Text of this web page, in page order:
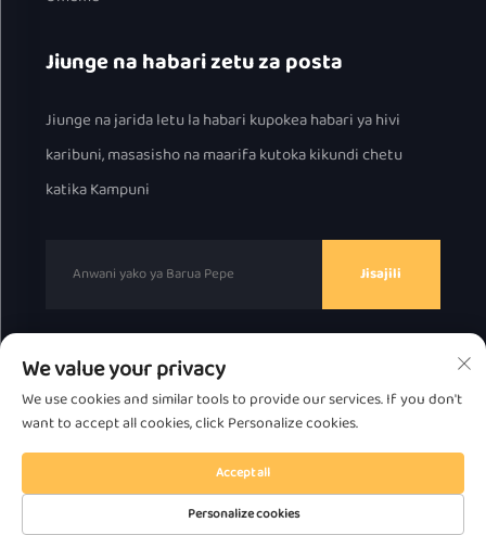
Jiunge na habari zetu za posta
Jiunge na jarida letu la habari kupokea habari ya hivi
karibuni, masasisho na maarifa kutoka kikundi chetu
katika Kampuni
Jisajili
Haki za uchapishaji © 2025 na Chaozhou Great Bear
Technology Co., Ltd.
Sera ya Faragha
Piga juu
We value your privacy
We use cookies and similar tools to provide our services. If you don't
want to accept all cookies, click Personalize cookies.
Personalize cookies
Accept all